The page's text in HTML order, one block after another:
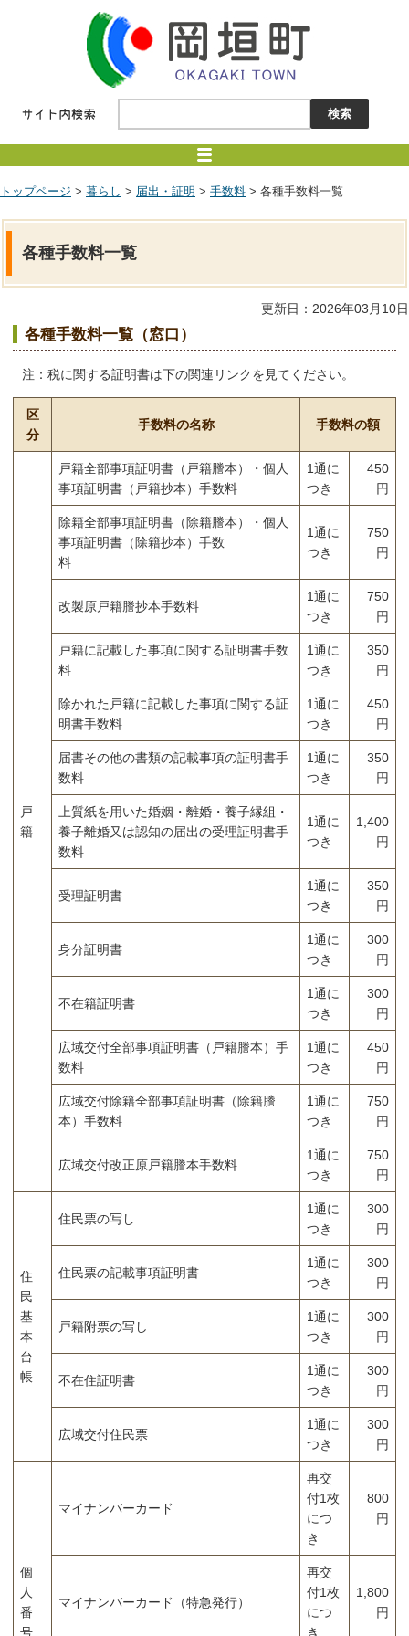
トップページ > 暮らし > 届出・証明 > 手数料 > 各種手数料一覧
各種手数料一覧
更新日：2026年03月10日
各種手数料一覧（窓口）
注：税に関する証明書は下の関連リンクを見てください。
区
分
手数料の名称 手数料の額
戸
籍
戸籍全部事項証明書（戸籍謄本）・個人
事項証明書（戸籍抄本）手数料
1通に
つき
450
円
除籍全部事項証明書（除籍謄本）・個人
事項証明書（除籍抄本）手数
料
1通に
つき
750
円
改製原戸籍謄抄本手数料
1通に
つき
750
円
戸籍に記載した事項に関する証明書手数
料
1通に
つき
350
円
除かれた戸籍に記載した事項に関する証
明書手数料
1通に
つき
450
円
届書その他の書類の記載事項の証明書手
数料
1通に
つき
350
円
上質紙を用いた婚姻・離婚・養子縁組・
養子離婚又は認知の届出の受理証明書手
数料
1通に
つき
1,400
円
受理証明書
1通に
つき
350
円
身分証明書
1通に
つき
300
円
不在籍証明書
1通に
つき
300
円
広域交付全部事項証明書（戸籍謄本）手
数料
1通に
つき
450
円
広域交付除籍全部事項証明書（除籍謄
本）手数料
1通に
つき
750
円
広域交付改正原戸籍謄本手数料
1通に
つき
750
円
住
民
基
本
台
帳
住民票の写し
1通に
つき
300
円
住民票の記載事項証明書
1通に
つき
300
円
戸籍附票の写し
1通に
つき
300
円
不在住証明書
1通に
つき
300
円
広域交付住民票
1通に
つき
300
円
個
人
番
号
マイナンバーカード
再交
付1枚
につ
き
800
円
マイナンバーカード（特急発行）
再交
付1枚
につ
き
1,800
円